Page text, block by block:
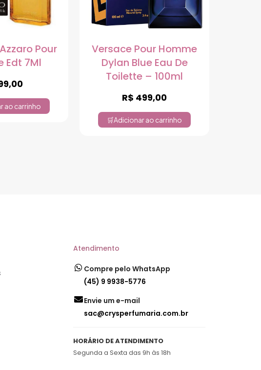
Pour
Edt 7Ml
ao carrinho
Versace Pour Homme
Dylan Blue Eau De
Toilette – 100ml
R$ 499,00
Adicionar ao carrinho
Atendimento
Compre pelo WhatsApp
(45) 9 9938-5776
Envie um e-mail
sac@crysperfumaria.com.br
HORÁRIO DE ATENDIMENTO
Segunda a Sexta das 9h às 18h